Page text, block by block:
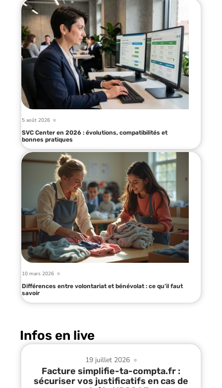
5 août 2026
SVC Center en 2026 : évolutions, compatibilités et
bonnes pratiques
10 mars 2026
Différences entre volontariat et bénévolat : ce qu’il faut
savoir
Infos en live
19 juillet 2026
Facture simplifie-ta-compta.fr :
sécuriser vos justificatifs en cas de